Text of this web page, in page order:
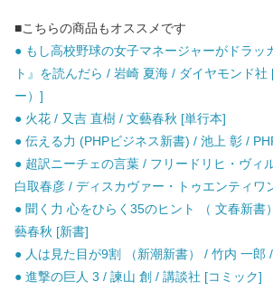
■こちらの商品もオススメです
● もし高校野球の女子マネージャーがドラッ
ト』を読んだら / 岩崎 夏海 / ダイヤモンド
ー）]
● 火花 / 又吉 直樹 / 文藝春秋 [単行本]
● 伝える力 (PHPビジネス新書) / 池上 彰 /
● 超訳ニーチェの言葉 / フリードリヒ・ヴィ
白取春彦 / ディスカヴァー・トゥエンティワ
● 聞く力 心をひらく35のヒント （ 文春新書
藝春秋 [新書]
● 人は見た目が9割 （新潮新書） / 竹内 一郎
● 進撃の巨人 3 / 諫山 創 / 講談社 [コミック]